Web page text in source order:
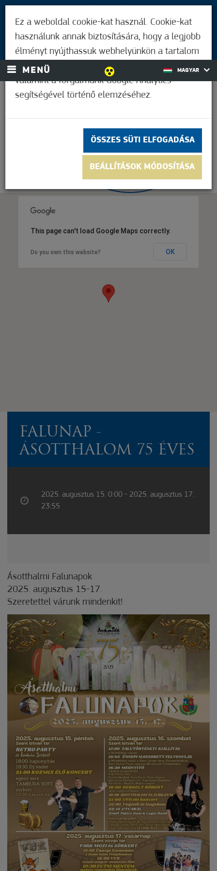
BEJELENTKEZÉS
MENÜ MAGYAR
This page can't load Google Maps correctly.
Do you own this website? OK
FALUNAP -
ÁSOTTHALOM 75 ÉVES
2025. augusztus 15. 0:00 - 2025. augusztus 17.
23:55
Ásotthalmi Falunapok
2025. augusztus 15-17.
Szeretettel várunk mindenkit!
Ez a weboldal cookie-kat használ. Cookie-kat
használunk annak biztosítására, hogy a legjobb
élményt nyújthassuk webhelyünkön a tartalom
és a hirdetések személyre szabásához,
valamint a forgalmunk Google Analytics
segítségével történő elemzéséhez.
ÖSSZES SÜTI ELFOGADÁSA
BEÁLLÍTÁSOK MÓDOSÍTÁSA